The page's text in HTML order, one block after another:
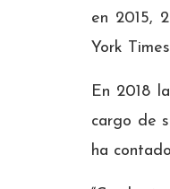
en 2015,
York
En 2018
cargo de
ha